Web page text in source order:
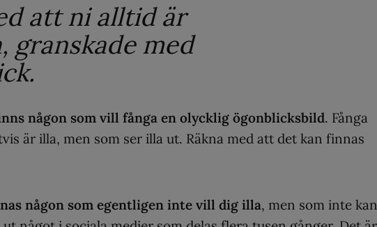
att ni alltid är
granskade med
någon som vill fånga en olycklig ögonblicksbild. Fånga
är illa, men som ser illa ut. Räkna med att det kan finnas
någon som egentligen inte vill dig illa, men som inte kan